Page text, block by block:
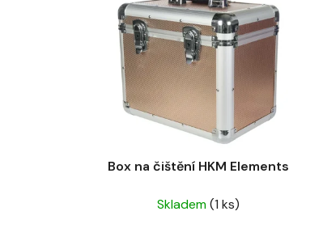
Box na čištění HKM Elements
Skladem(1 ks)